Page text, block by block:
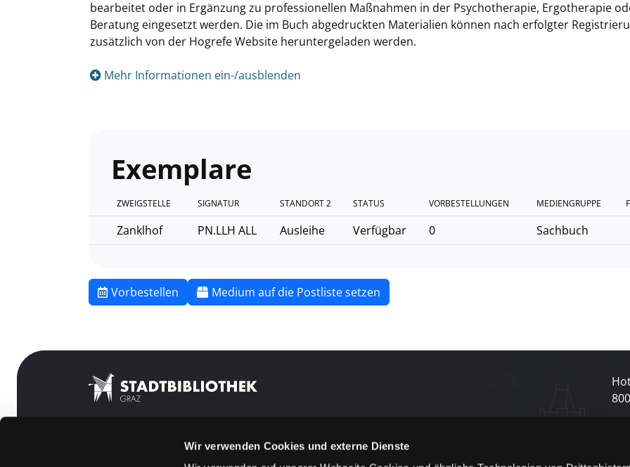
Wir verwenden Cookies und externe Dienste
bearbeitet oder in Ergänzung zu professionellen Maßnahmen in der Psychotherapie, Ergotherapie
Beratung eingesetzt werden. Die im Buch abgedruckten Materialien können nach erfolgter
zusätzlich von der Hogrefe Website heruntergeladen werden.
Mehr Informationen ein-/ausblenden
Exemplare
ZWEIGSTELLE SIGNATUR STANDORT 2 STATUS VORBESTELLUNGEN MEDIENGRUPPE
Zanklhof PN.LLH ALL Ausleihe Verfügbar 0 Sachbuch
Vorbestellen Medium auf die Postliste setzen
800
Feedback